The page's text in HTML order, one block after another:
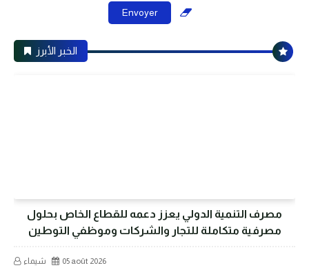
الخبر الأبرز
مصرف التنمية الدولي يعزز دعمه للقطاع الخاص بحلول
مصرفية متكاملة للتجار والشركات وموظفي التوطين
شيماء 05 août 2026